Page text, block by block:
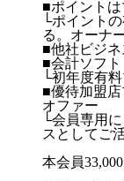
■ポイント
└ポイント
る。オーナ
■他社ビジネ
■会計ソフト
└初年度有
■優待加盟店
オファー
└会員専用
スとしてご
本会員